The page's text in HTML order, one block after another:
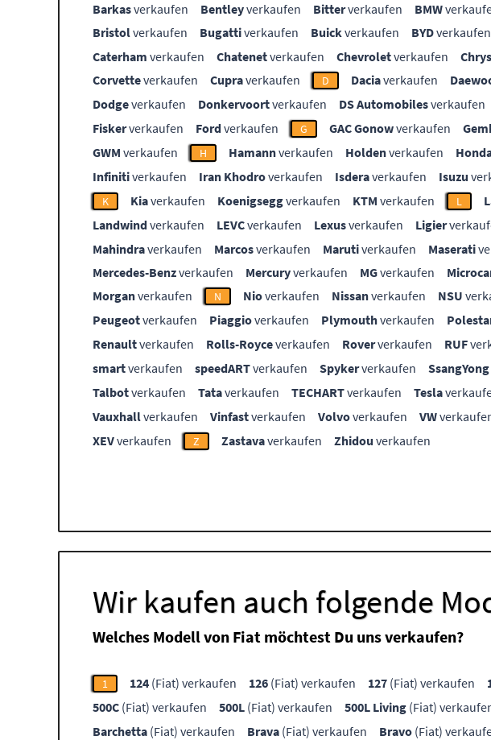
Barkasverkaufen Bentleyverkaufen Bitterverkaufen BMW
Bristolverkaufen Bugattiverkaufen Buickverkaufen BYDverkaufen
Caterham verkaufen Chatenetverkaufen Chevroletverkaufen
Corvetteverkaufen Cupraverkaufen D Daciaverkaufen
Dodgeverkaufen Donkervoortverkaufen DS Automobilesverkaufen
Fiskerverkaufen Fordverkaufen G GAC Gonowverkaufen
GWM verkaufen H Hamannverkaufen Holdenverkaufen
Infinitiverkaufen Iran Khodroverkaufen Isderaverkaufen Isuzu
K Kiaverkaufen Koenigseggverkaufen KTM verkaufen L
Landwindverkaufen LEVCverkaufen Lexusverkaufen Ligier
Mahindraverkaufen Marcosverkaufen Marutiverkaufen Maserati
Mercedes-Benzverkaufen Mercuryverkaufen MGverkaufen
Morganverkaufen N Nioverkaufen Nissanverkaufen NSU
Peugeotverkaufen Piaggioverkaufen Plymouthverkaufen
Renaultverkaufen Rolls-Royceverkaufen Roververkaufen RUF
smartverkaufen speedARTverkaufen Spykerverkaufen SsangYong
Talbotverkaufen Tataverkaufen TECHARTverkaufen Tesla
Vauxhallverkaufen Vinfastverkaufen Volvoverkaufen VW
XEVverkaufen Z Zastavaverkaufen Zhidou verkaufen
Wir kaufen auch folgende
Welches Modell von Fiat möchtest Du uns verkaufen?
1 124 (Fiat) verkaufen 126 (Fiat) verkaufen 127 (Fiat) verkaufen
500C (Fiat) verkaufen 500L (Fiat) verkaufen 500L Living (Fiat)
Barchetta (Fiat) verkaufen Brava (Fiat) verkaufen Bravo (Fiat)